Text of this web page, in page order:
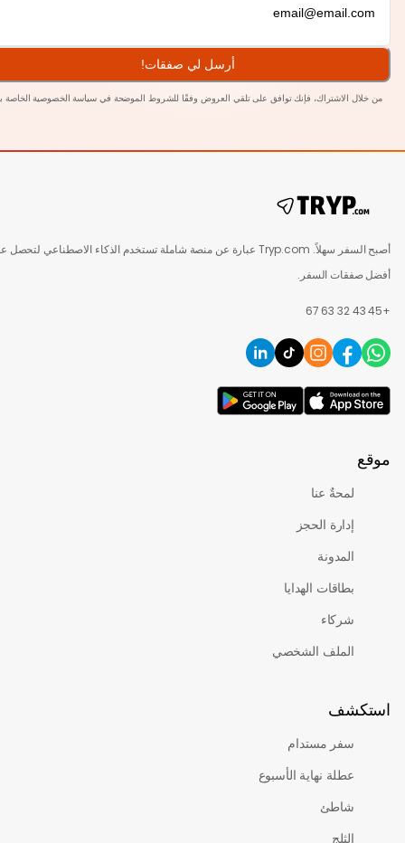
أرسل لي صفقات!
الاشتراك، فإنك توافق على تلقي العروض وفقًا للشروط الموضحة فيسياسة الخصوصية الخاصةبنا.
أصبح السفر سهلاً. Tryp.com عبارة عن منصة شاملة تستخدم الذكاء الاصطناعي لتحصل على
السفر.
إدارة الحجز
بطاقات الهدايا
الملف الشخصي
سفر مستدام
عطلة نهاية الأسبوع